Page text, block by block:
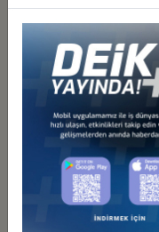
ABD Türkiye İş Konseyi
milyar dolar ticaret
Chamber işbirliğinde
38. sinin yapılacağını
ve kendilerini yeniden
DEİK Başkanı Nail
dolar ticaret hedefi
DEİK/Türkiye-ABD İş
proje kapsamında
gerçekleştirildiğini belirtti.